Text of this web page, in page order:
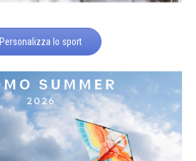
Personalizza lo sport